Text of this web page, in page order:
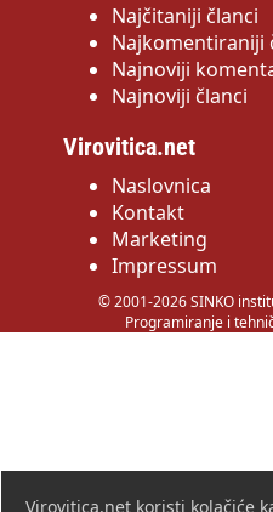
Najčitaniji članci
Najkomentiraniji
Najnoviji
Najnoviji članci
Virovitica.net
Naslovnica
Kontakt
Marketing
Impressum
© 2001-2026 SINKO
Programiranje i
Virovitica.net koristi kolačiće